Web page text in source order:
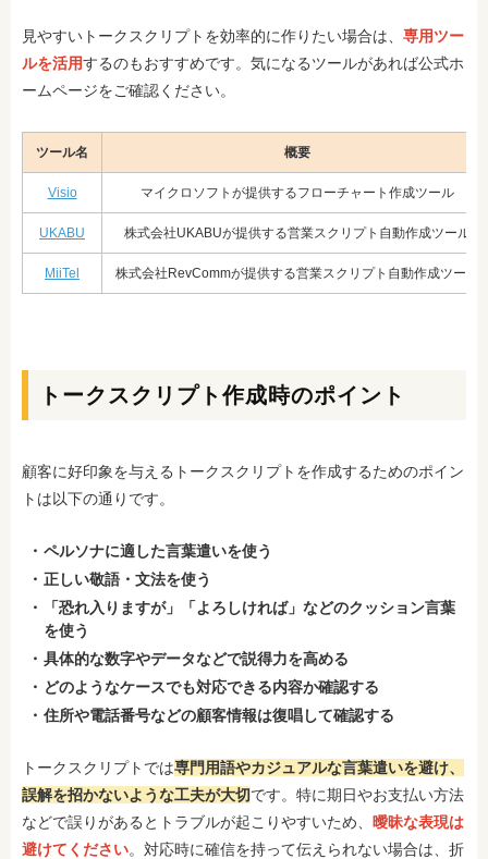
見やすいトークスクリプトを効率的に作りたい場合は、 専用ツー
ルを活用するのもおすすめです。気になるツールがあれば公式ホ
ームページをご確認ください。
ツール名 概要
Visio マイクロソフトが提供するフローチャート作成ツール
UKABU 株式会社UKABUが提供する営業スクリプト自動作成ツール
MiiTel 株式会社RevCommが提供する営業スクリプト自動作成ツール
トークスクリプト作成時のポイント
顧客に好印象を与えるトークスクリプトを作成するためのポイン
トは以下の通りです。
ペルソナに適した言葉遣いを使う
正しい敬語・文法を使う
「恐れ入りますが」「よろしければ」などのクッション言葉
を使う
具体的な数字やデータなどで説得力を高める
どのようなケースでも対応できる内容か確認する
住所や電話番号などの顧客情報は復唱して確認する
トークスクリプトでは専門用語やカジュアルな言葉遣いを避け、
誤解を招かないような工夫が大切です。特に期日やお支払い方法
などで誤りがあるとトラブルが起こりやすいため、 曖昧な表現は
避けてください。対応時に確信を持って伝えられない場合は、折